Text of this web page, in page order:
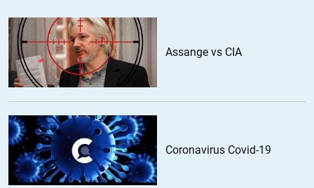
amer//23.12.2016 à 11h49
pétition et de demander la nationalité saoudienne ou qatarie
puisqu’ils soutiennent leurs mercenaire.
+24 ALERTER
Assange vs CIA
Coronavirus Covid-19